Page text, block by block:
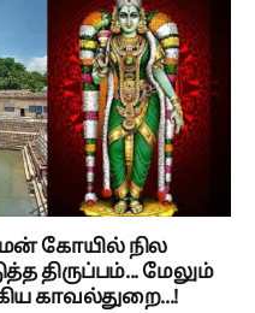
கோயில் நில
திருப்பம்... மேலும்
காவல்துறை...!